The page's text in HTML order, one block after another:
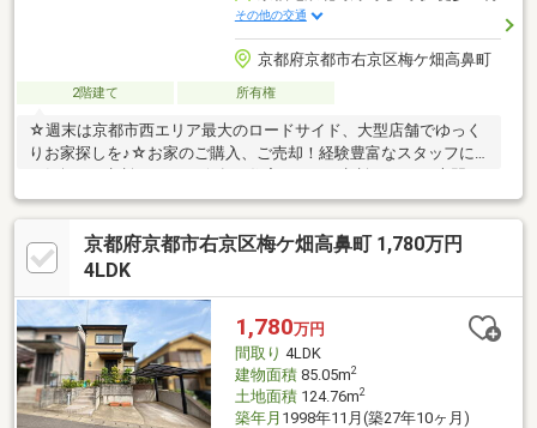
その他の交通
京都府京都市右京区梅ケ畑高鼻町
2階建て 所有権
☆週末は京都市西エリア最大のロードサイド、大型店舗でゆっく
りお家探しを♪☆お家のご購入、ご売却！経験豊富なスタッフに
スタッフがお手伝い致します♪☆インターネット掲載枠の上限に
つき掲載されていない物件も多数ございます！☆ご内覧は随時受
付中です！お気軽にお問合わせ下さい♪☆お急ぎのお客様は直通
のフリーダイアルをご利用下さい TEL：0120-33-8621
京都府京都市右京区梅ケ畑高鼻町 1,780万円
4LDK
1,780万円
間取り 4LDK
建物面積85.05m2
土地面積124.76m2
築年月 1998年11月(築27年10ヶ月)